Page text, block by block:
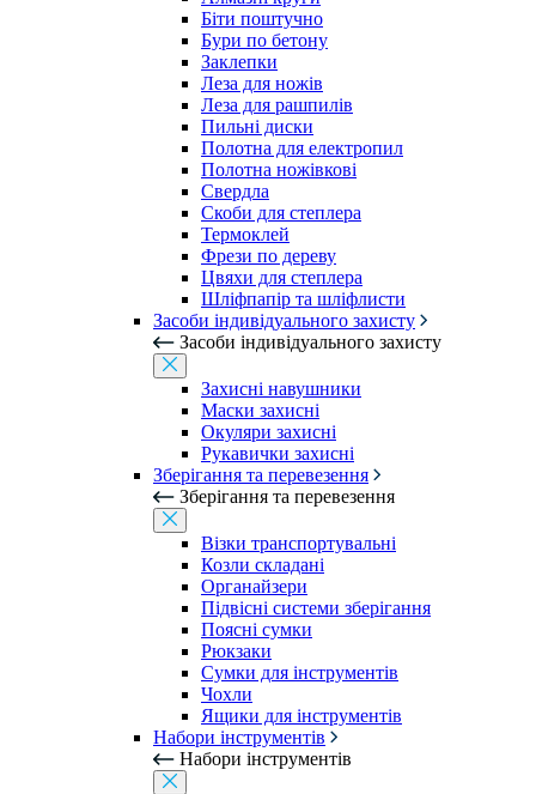
Біти поштучно
Бури по бетону
Заклепки
Леза для ножів
Леза для рашпилів
Пильні диски
Полотна для електропил
Полотна ножівкові
Свердла
Скоби для степлера
Термоклей
Фрези по дереву
Цвяхи для степлера
Шліфпапір та шліфлисти
Засоби індивідуального захисту
Засоби індивідуального захисту
Захисні навушники
Маски захисні
Окуляри захисні
Рукавички захисні
Зберігання та перевезення
Зберігання та перевезення
Візки транспортувальні
Козли складані
Органайзери
Підвісні системи зберігання
Поясні сумки
Рюкзаки
Сумки для інструментів
Чохли
Ящики для інструментів
Набори інструментів
Набори інструментів